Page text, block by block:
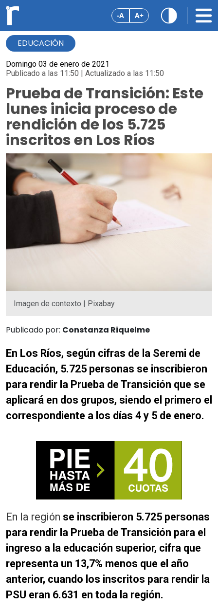
-A A+
EDUCACIÓN
Domingo 03 de enero de 2021
Publicado a las 11:50 | Actualizado a las 11:50
Prueba de Transición: Este
lunes inicia proceso de
rendición de los 5.725
inscritos en Los Ríos
Imagen de contexto | Pixabay
Publicado por: Constanza Riquelme
En Los Ríos, según cifras de la Seremi de
Educación, 5.725 personas se inscribieron
para rendir la Prueba de Transición que se
aplicará en dos grupos, siendo el primero el
correspondiente a los días 4 y 5 de enero.
En la región se inscribieron 5.725 personas
para rendir la Prueba de Transición para el
ingreso a la educación superior, cifra que
representa un 13,7% menos que el año
anterior, cuando los inscritos para rendir la
PSU eran 6.631 en toda la región.